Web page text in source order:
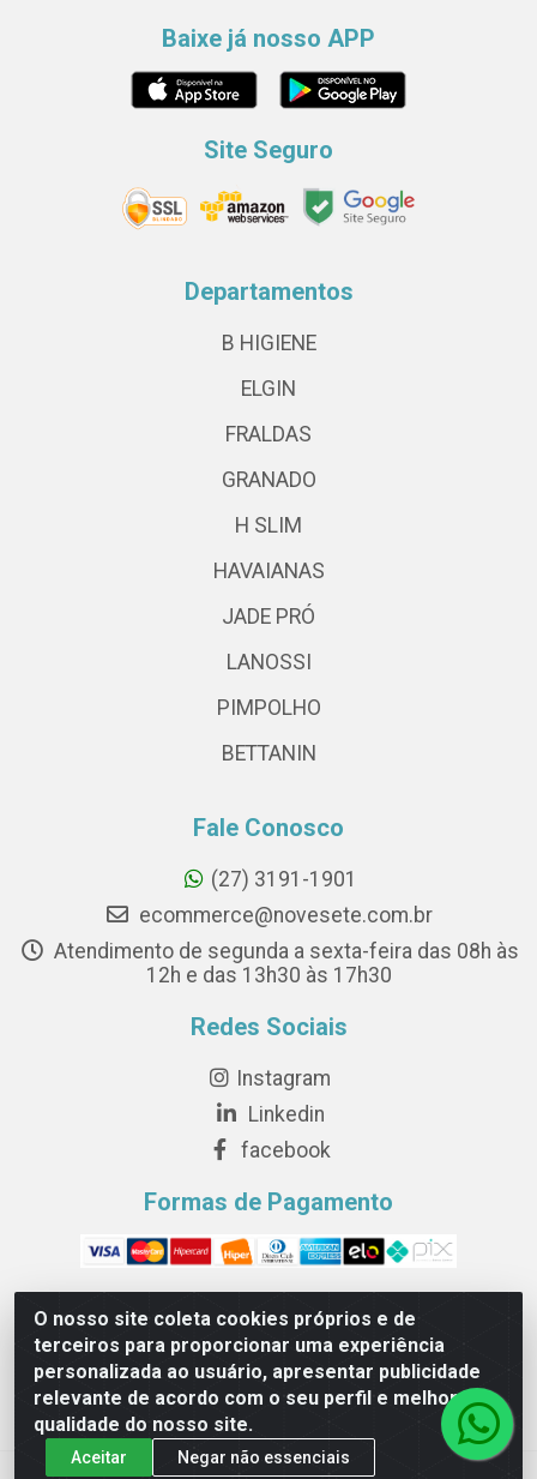
O nosso site coleta cookies próprios e de
terceiros para proporcionar uma experiência
personalizada ao usuário, apresentar publicidade
relevante de acordo com o seu perfil e melhorar a
qualidade do nosso site.
Aceitar Negar não essenciais
Baixe já nosso APP
Site Seguro
Departamentos
B HIGIENE
ELGIN
FRALDAS
GRANADO
H SLIM
HAVAIANAS
JADE PRÓ
LANOSSI
PIMPOLHO
BETTANIN
Fale Conosco
(27) 3191-1901
ecommerce@novesete.com.br
Atendimento de segunda a sexta-feira das 08h às
12h e das 13h30 às 17h30
Redes Sociais
Instagram
Linkedin
facebook
Formas de Pagamento
Novesete Distribuidora LTDA - Avenida Setecentos, S/N,
Terminal Intermodal da Serra, Serra/ES - CEP 29161-414 -
CNPJ 29.479.604/0001-44